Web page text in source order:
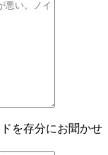
を存分にお聞かせ